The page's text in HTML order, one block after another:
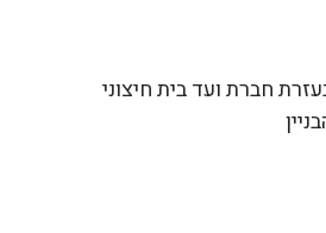
חברת ועד בית חיצוני